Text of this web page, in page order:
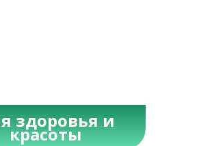
здоровья и
красоты